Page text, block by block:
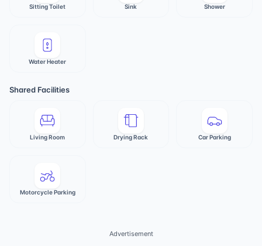
Sitting Toilet Sink Shower
Water Heater
Shared Facilities
Living Room Drying Rack Car Parking
Motorcycle Parking
Advertisement